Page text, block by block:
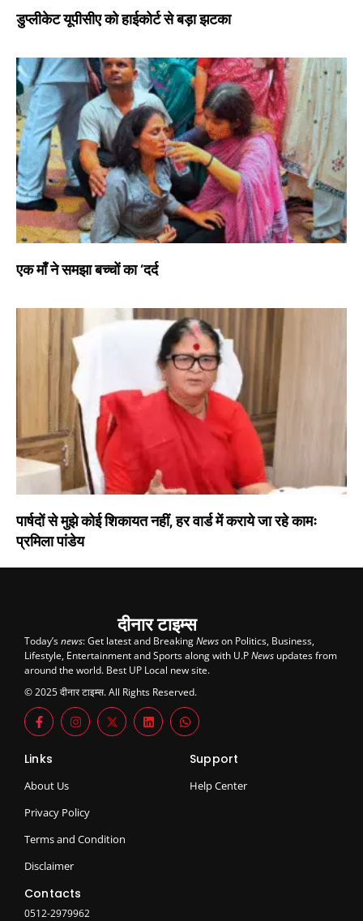
डुप्लीकेट यूपीसीए को हाईकोर्ट से बड़ा झटका
एक माँ ने समझा बच्चों का ‘दर्द
पार्षदों से मुझे कोई शिकायत नहीं, हर वार्ड में कराये जा रहे कामः
प्रमिला पांडेय
दीनार टाइम्स
Today’snews: Get latest and BreakingNewson Politics, Business,
Lifestyle, Entertainment and Sports along with U.PNews updates from
around the world. Best UP Local new site.
© 2025 दीनार टाइम्स. All Rights Reserved.
Links
About Us
Privacy Policy
Terms and Condition
Disclaimer
Support
Help Center
Contacts
0512-2979962